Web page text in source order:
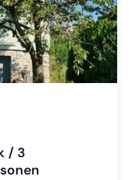
1 wechseln
2 wechseln
3 wechseln
4 wechseln
5 wechseln
6 wechseln
/ 3